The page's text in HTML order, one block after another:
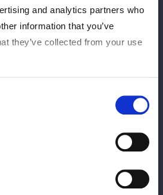
and analytics partners who
information that you’ve
they’ve collected from your use